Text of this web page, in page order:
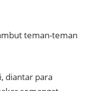
teman-teman
diantar para